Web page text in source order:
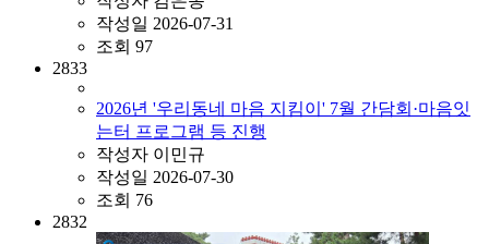
작성일 2026-07-31
조회 97
2833
2026년 '우리동네 마음 지킴이' 7월 간담회·마음잇
는터 프로그램 등 진행
작성자 이민규
작성일 2026-07-30
조회 76
2832